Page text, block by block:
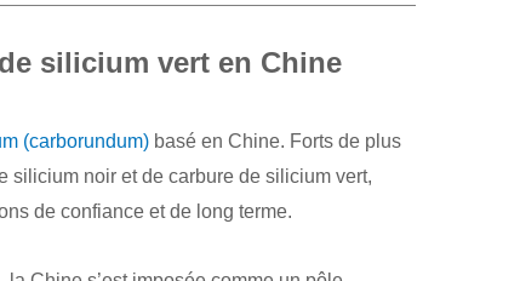
silicium vert en Chine
(carborundum) basé en Chine. Forts de plus
silicium noir et de carbure de silicium vert,
de confiance et de long terme.